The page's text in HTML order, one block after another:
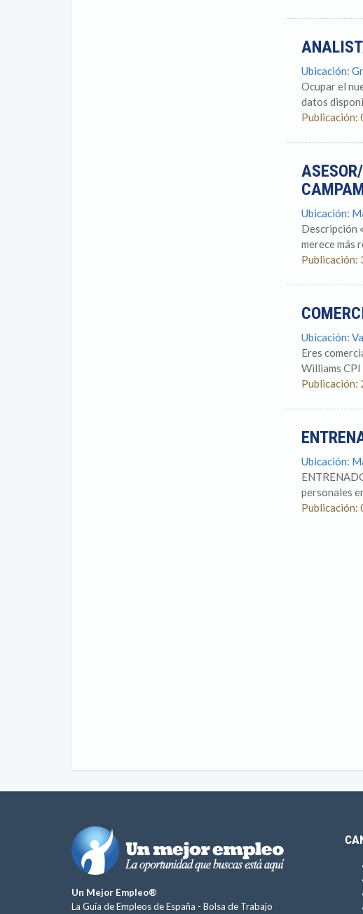
Ubicación:
Ocupar el
datos
Ubicación:
Descripción
merece más
Publicación:
Ubicación:
Eres
Williams CPI
Ubicación:
personales
Un Mejor Empleo®
La Guía de Empleos de España - Bolsa de Trabajo